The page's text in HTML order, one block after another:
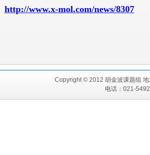
http://www.x-mol.com/news/8307
Copyright © 2012 胡金波课题组
电话：021-